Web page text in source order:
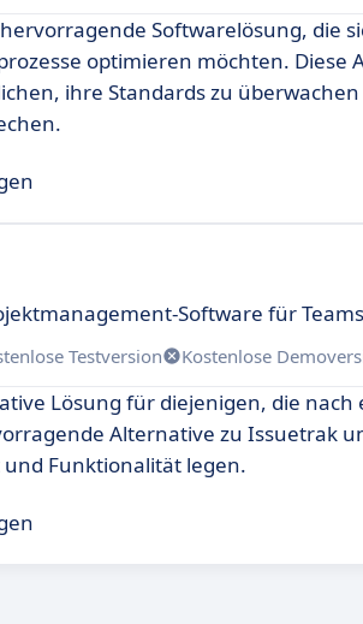
Softwarelösung, die
optimieren möchten.
ihre Standards zu
Software für Teams
Testversion Kostenlose
Lösung für diejenigen, die
Alternative zu Issuetrak
Funktionalität legen.